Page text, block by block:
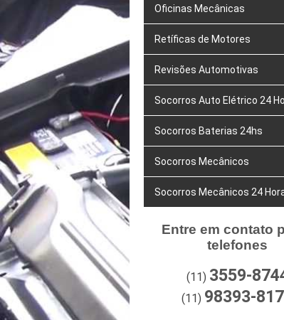
Oficinas Mecânicas
Retíficas de Motores
Revisões Automotivas
Socorros Auto Elétrico 24
Socorros Baterias 24hs
Socorros Mecânicos
Socorros Mecânicos 24
Entre em contato
telefones
(11) 3559-
(11) 98393-